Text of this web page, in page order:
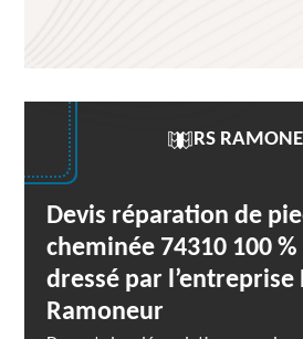
RS
Devis réparation de
cheminée 74310 100
dressé par l’entreprise
Ramoneur